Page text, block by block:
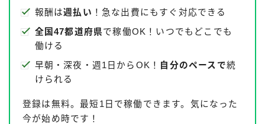
報酬は週払い ！急な出費にもすぐ対応できる
全国47都道府県で稼働OK！いつでもどこでも
働ける
早朝・深夜・週1日からOK！ 自分のペースで続
けられる
登録は無料。最短1日で稼働できます。気になった
今が始め時です！